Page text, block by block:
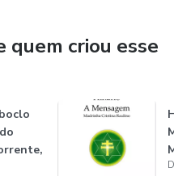
criou esse